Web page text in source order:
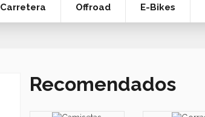
Carretera Offroad E-Bikes
Recomendados